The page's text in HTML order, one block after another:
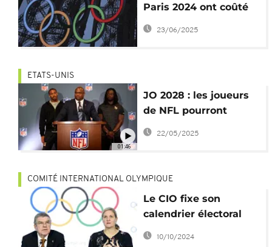
Paris 2024 ont coûté
près de 6 milliards
d'euros
23/06/2025
01:46
ETATS-UNIS
JO 2028 : les joueurs
de NFL pourront
participer au tournoi
de flag football
22/05/2025
COMITÉ INTERNATIONAL OLYMPIQUE
Le CIO fixe son
calendrier électoral
pour succéder à
Thomas Bach
10/10/2024